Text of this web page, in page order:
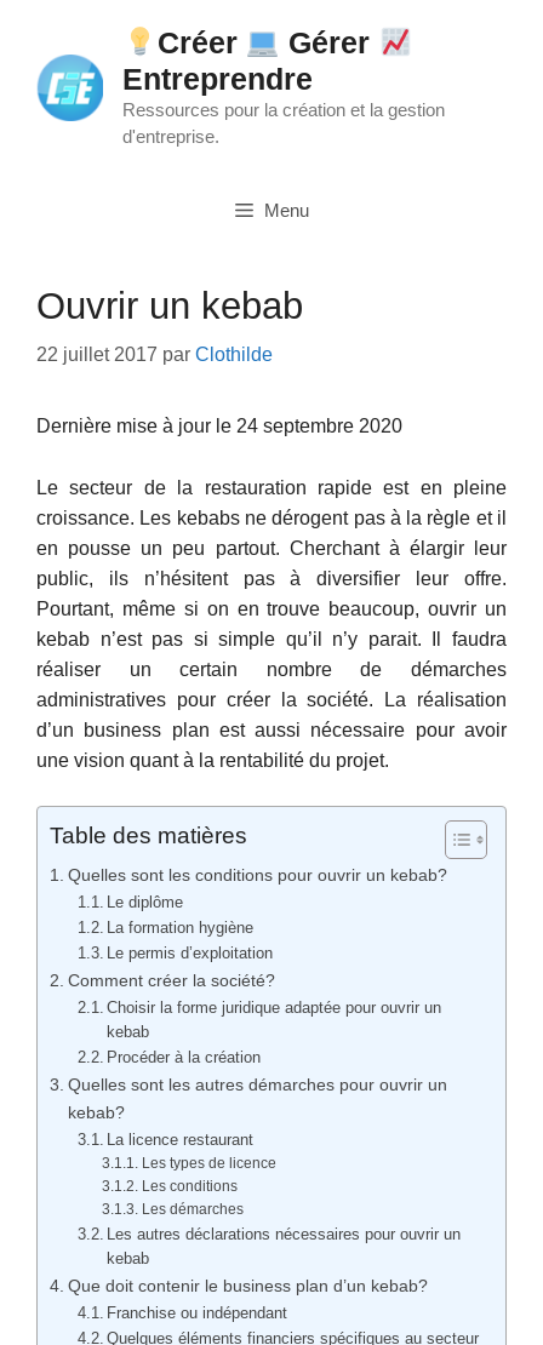
contenu
Créer
Gérer
Entreprendre
Ressources pour la création et la gestion
d'entreprise.
Menu
Ouvrir un kebab
22 juillet 2017 par Clothilde
Dernière mise à jour le 24 septembre 2020
Le secteur de la restauration rapide est en pleine
croissance. Les kebabs ne dérogent pas à la règle et il
en pousse un peu partout. Cherchant à élargir leur
public, ils n’hésitent pas à diversifier leur offre.
Pourtant, même si on en trouve beaucoup, ouvrir un
kebab n’est pas si simple qu’il n’y parait. Il faudra
réaliser un certain nombre de démarches
administratives pour créer la société. La réalisation
d’un business plan est aussi nécessaire pour avoir
une vision quant à la rentabilité du projet.
Table des matières
Quelles sont les conditions pour ouvrir un kebab?
Le diplôme
La formation hygiène
Le permis d’exploitation
Comment créer la société?
Choisir la forme juridique adaptée pour ouvrir un
kebab
Procéder à la création
Quelles sont les autres démarches pour ouvrir un
kebab?
La licence restaurant
Les types de licence
Les conditions
Les démarches
Les autres déclarations nécessaires pour ouvrir un
kebab
Que doit contenir le business plan d’un kebab?
Franchise ou indépendant
Quelques éléments financiers spécifiques au secteur